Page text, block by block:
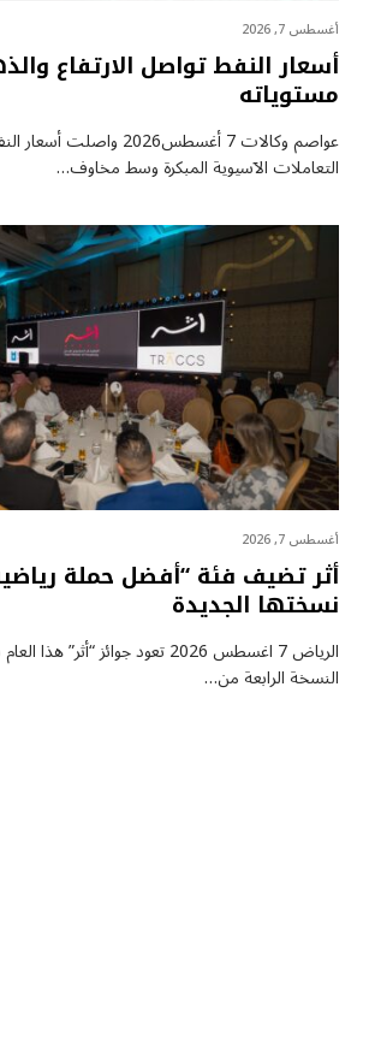
أغسطس 7, 2026
أسعار النفط تواصل الارتفاع
مستوياته
عواصم وكالات 7 أغسطس2026
التعاملات الآسيوية المبكرة وسط مخاوف…
أغسطس 7, 2026
أثر تضيف فئة “أفضل حملة
نسختها الجديدة
الرياض 7 اغسطس 2026 تعود جوائز
النسخة الرابعة من…